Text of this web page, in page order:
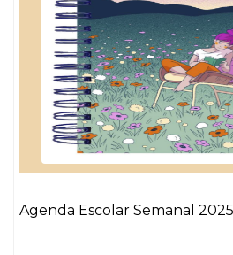
Agenda Escolar Semanal